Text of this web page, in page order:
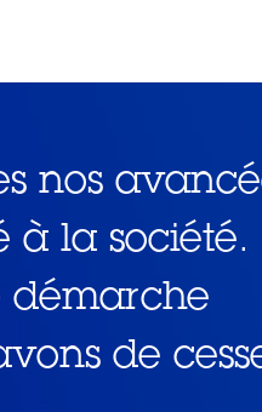
nos
à la société.
démarche
de